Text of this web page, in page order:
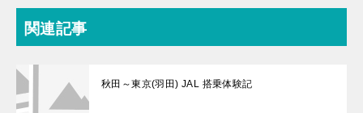
関連記事
秋田～東京(羽田) JAL 搭乗体験記